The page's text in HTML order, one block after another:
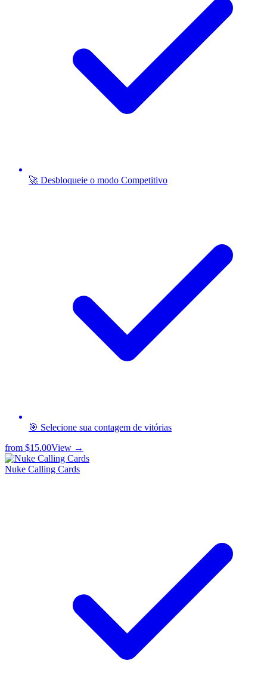
🚀 Desbloqueie o modo Competitivo
🎯 Selecione sua contagem de vitórias
from $15.00View →
Nuke Calling Cards